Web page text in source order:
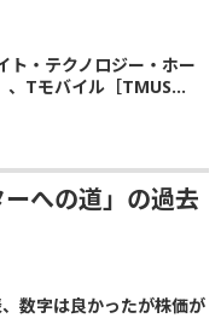
ト・テクノロジー・ホー
、Tモバイル［TMUS...
ーへの道」の過去
数字は良かったが株価が